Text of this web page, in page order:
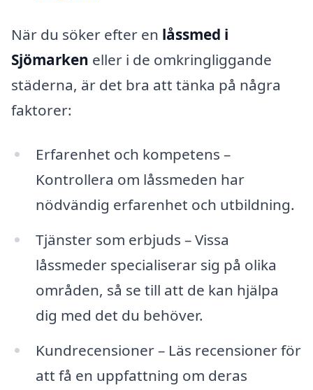
När du söker efter en låssmed i
Sjömarken eller i de omkringliggande
städerna, är det bra att tänka på några
faktorer:
Erfarenhet och kompetens –
Kontrollera om låssmeden har
nödvändig erfarenhet och utbildning.
Tjänster som erbjuds – Vissa
låssmeder specialiserar sig på olika
områden, så se till att de kan hjälpa
dig med det du behöver.
Kundrecensioner – Läs recensioner för
att få en uppfattning om deras